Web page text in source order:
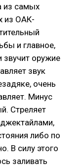
из самых
из ОАК-
и главное,
звучит оружие
звук
очень
Минус
Стреляет
либо по
В силу этого
заливать